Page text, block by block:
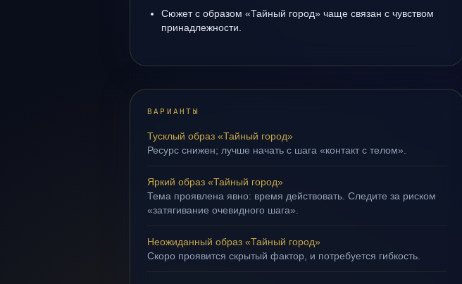
Сюжет с образом «Тайный город» чаще связан с чувством
принадлежности.
ВАРИАНТЫ
Тусклый образ «Тайный город»
Ресурс снижен; лучше начать с шага «контакт с телом».
Яркий образ «Тайный город»
Тема проявлена явно: время действовать. Следите за риском
«затягивание очевидного шага».
Неожиданный образ «Тайный город»
Скоро проявится скрытый фактор, и потребуется гибкость.